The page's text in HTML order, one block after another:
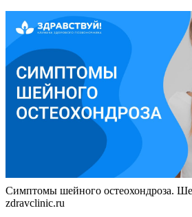
Симптомы шейного остеохондроза.
zdravclinic.ru